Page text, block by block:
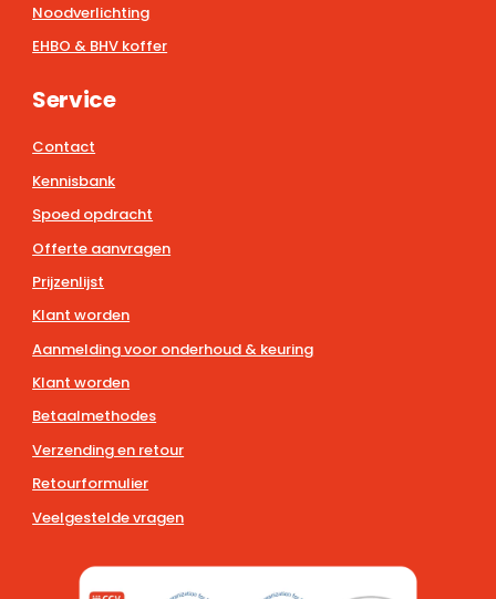
Noodverlichting
EHBO & BHV koffer
Service
Contact
Kennisbank
Spoed opdracht
Offerte aanvragen
Prijzenlijst
Klant worden
Aanmelding voor onderhoud & keuring
Klant worden
Betaalmethodes
Verzending en retour
Retourformulier
Veelgestelde vragen